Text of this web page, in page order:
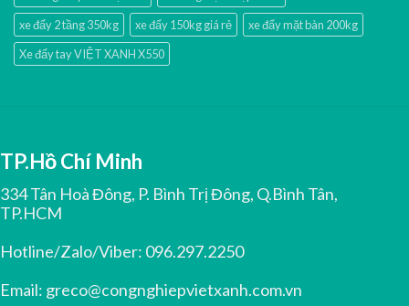
xe đẩy 2 tầng 350kg
xe đẩy 150kg giá rẻ
xe đẩy mặt bàn 200kg
Xe đẩy tay VIỆT XANH X550
TP.Hồ Chí Minh
334 Tân Hoà Đông, P. Bình Trị Đông, Q.Bình Tân,
TP.HCM
Hotline/Zalo/Viber: 096.297.2250
Email: greco@congnghiepvietxanh.com.vn